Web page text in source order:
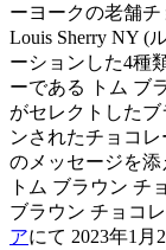
ーヨークの老舗チ
Louis Sherry NY (
ーションした4種
ーである トム ブ
がセレクトした
ンされたチョコ
のメッセージを添
トム ブラウン チ
ブラウン チョコ
アにて 2023年1